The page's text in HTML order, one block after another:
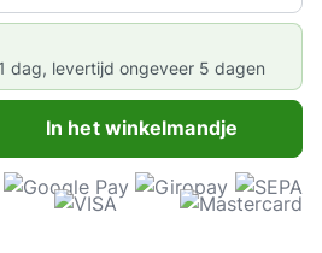
dag, levertijd ongeveer 5 dagen
Voer de gewenste
In het winkelmandje